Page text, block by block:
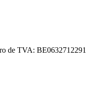
de TVA: BE0632712291